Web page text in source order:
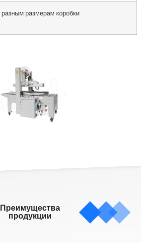
размерам коробки
Преимущества
продукции